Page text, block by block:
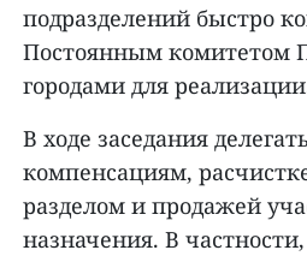
подразделений быстро
Постоянным комитетом
городами для
В ходе заседания
компенсациям,
разделом и продажей
назначения. В